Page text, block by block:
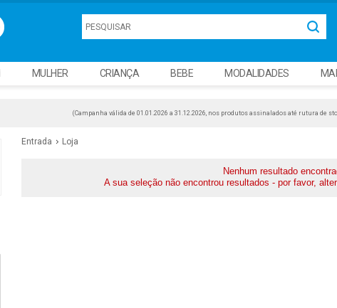
MULHER CRIANÇA BEBE MODALIDADES
(Campanha válida de 01.01.2026 a 31.12.2026, nos produtos assinalados até rutura de
Entrada Loja
Nenhum resultado
A sua seleção não encontrou resultados - por favor,